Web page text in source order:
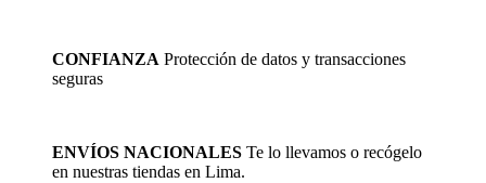
producto
CONFIANZA Protección de datos y transacciones
seguras
ENVÍOS NACIONALES Te lo llevamos o recógelo
en nuestras tiendas en Lima.